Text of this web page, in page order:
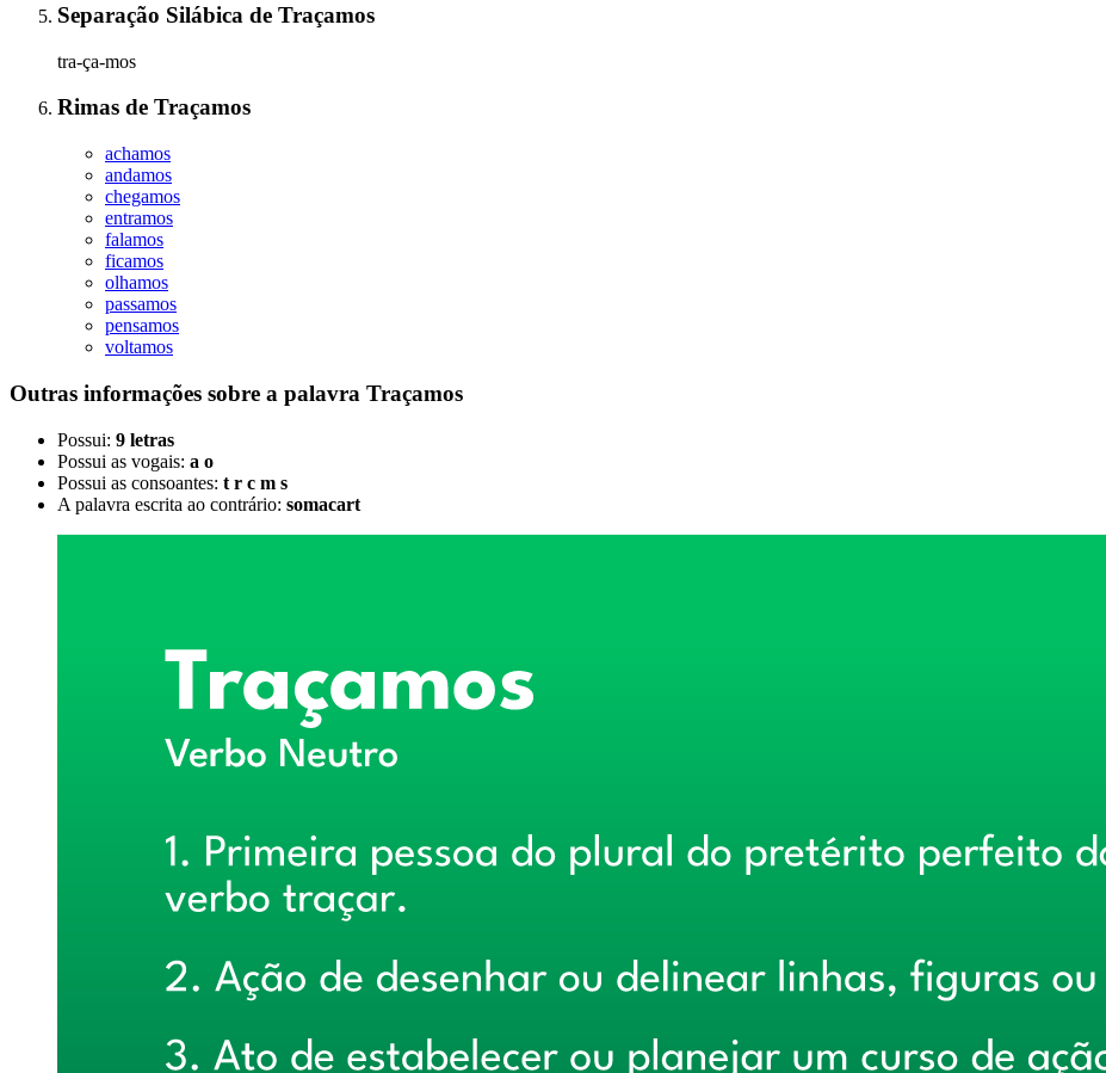
Separação Silábica de Traçamos
tra-ça-mos
Rimas de Traçamos
achamos
andamos
chegamos
entramos
falamos
ficamos
olhamos
passamos
pensamos
voltamos
Outras informações sobre a palavra Traçamos
Possui: 9 letras
Possui as vogais: a o
Possui as consoantes: t r c m s
A palavra escrita ao contrário: somacart